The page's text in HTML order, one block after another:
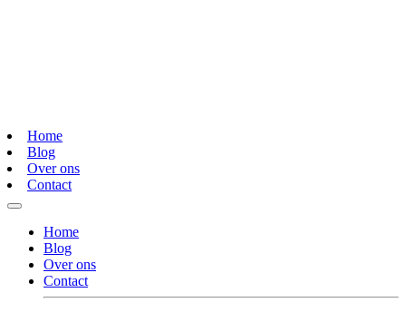
Home
Blog
Over ons
Contact
Home
Blog
Over ons
Contact